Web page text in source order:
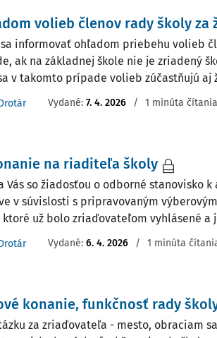
volieb členov rady školy za
sa informovať ohľadom priebehu volieb
ak na základnej škole nie je zriadený
v takomto prípade volieb zúčastňujú aj
Vydané: 7. 4. 2026 / 1 minúta čítania
na riaditeľa školy
Vás so žiadosťou o odborné stanovisko k
v súvislosti s pripravovaným
už bolo zriaďovateľom vyhlásené a
Vydané: 6. 4. 2026 / 1 minúta
konanie, funkčnosť rady
za zriaďovateľa - mesto, obraciam